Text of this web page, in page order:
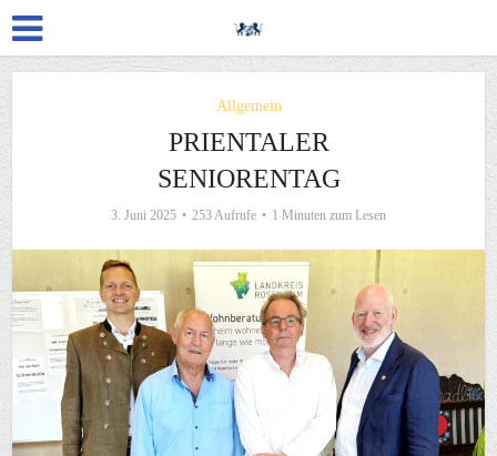
Allgemein
PRIENTALER
SENIORENTAG
3. Juni 2025 253 Aufrufe 1 Minuten zum Lesen